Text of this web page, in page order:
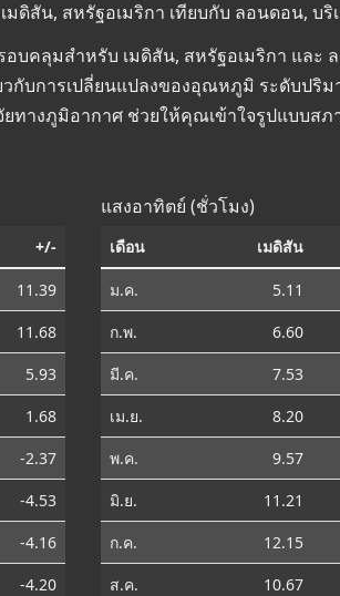
ดิสัน, สหรัฐอเมริกา เทียบกับ ลอนดอน, บริ
บคลุมสำหรับ เมดิสัน, สหรัฐอเมริกา และ
กับการเปลี่ยนแปลงของอุณหภูมิ ระดับปริ
ทางภูมิอากาศ ช่วยให้คุณเข้าใจรูปแบบส
+/-
11.39
11.68
5.93
1.68
-2.37
-4.53
-4.16
-4.20
แสงอาทิตย์ (ชั่วโมง)
เดือน เมดิสัน
ม.ค. 5.11
ก.พ.
6.60
มี.ค.
7.53
เม.ย.
8.20
พ.ค.
9.57
มิ.ย.
11.21
ก.ค.
12.15
ส.ค.
10.67